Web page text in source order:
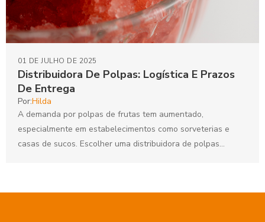
Distribuidora De Polpas: Logística E Prazos
De Entrega
01 DE JULHO DE 2025
Por:Hilda
A demanda por polpas de frutas tem aumentado,
especialmente em estabelecimentos como sorveterias e
casas de sucos. Escolher uma distribuidora de polpas